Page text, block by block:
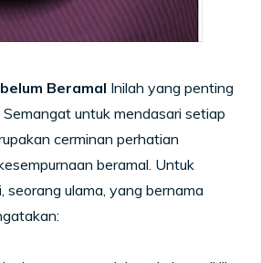
Beramal Inilah yang penting
untuk mendasari setiap
cerminan perhatian
beramal. Untuk
seorang ulama, yang bernama